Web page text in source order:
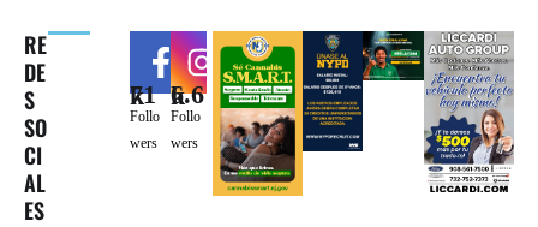
RE
DE
S
SO
CI
AL
ES
71k
Follo
wers
6.6k
Follo
wers